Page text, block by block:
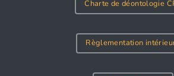
Charte de déontologie
Règlementation